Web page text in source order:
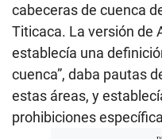
cabeceras de cuenca
Titicaca. La versión de
establecía una
cuenca”, daba pautas
estas áreas, y
prohibiciones